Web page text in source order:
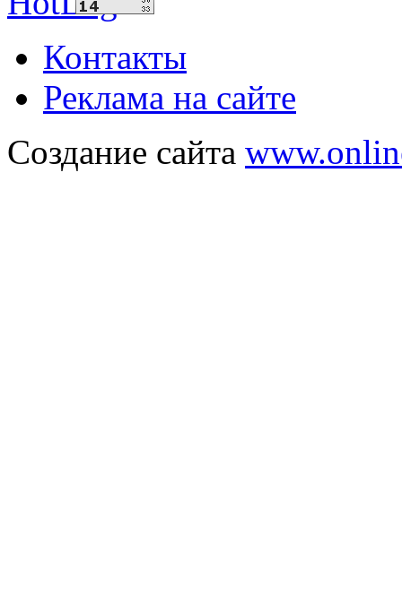
Контакты
Реклама на сайте
Создание сайта